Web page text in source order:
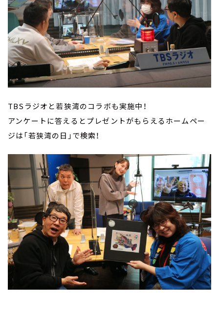
TBSラジオと若狭湾のコラボも実施中！
アンケートに答えるとプレゼントがもらえるホームペー
ジは「若狭湾の日」で検索！